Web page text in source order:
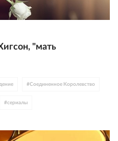
"мать
#Соединенное Королевство
#сериалы